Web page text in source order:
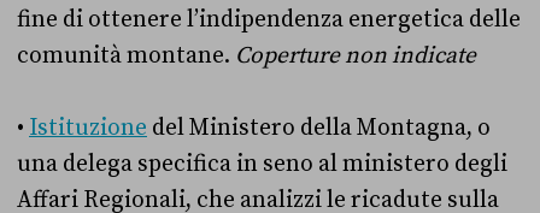
fine di ottenere l’indipendenza energetica delle
comunità montane. Coperture non indicate
• Istituzione del Ministero della Montagna, o
una delega specifica in seno al ministero degli
Affari Regionali, che analizzi le ricadute sulla